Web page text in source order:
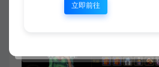
立即前往